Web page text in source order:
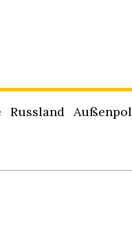
Russland Außenpol